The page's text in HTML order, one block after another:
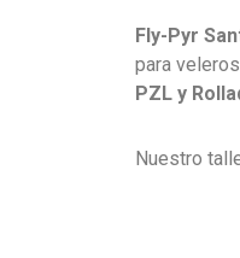
Fly-Pyr
para
PZL y
Nuestro